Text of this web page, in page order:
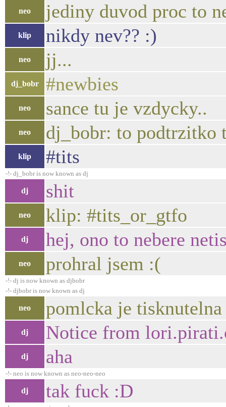
neo jediny duvod proc to
klip nikdy nev?? :)
neo jj...
dj_bobr #newbies
neo sance tu je vzdycky..
neo dj_bobr: to podtrzitko
klip #tits
-!- dj_bobr is now known as dj
dj shit
neo klip: #tits_or_gtfo
dj hej, ono to nebere
neo prohral jsem :(
-!- dj is now known as djbobr
-!- djbobr is now known as dj
neo pomlcka je tisknutelna
dj Notice from
dj aha
-!- neo is now known as neo-neo-neo
dj tak fuck :D